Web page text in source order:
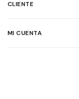
CLIENTE
MI CUENTA